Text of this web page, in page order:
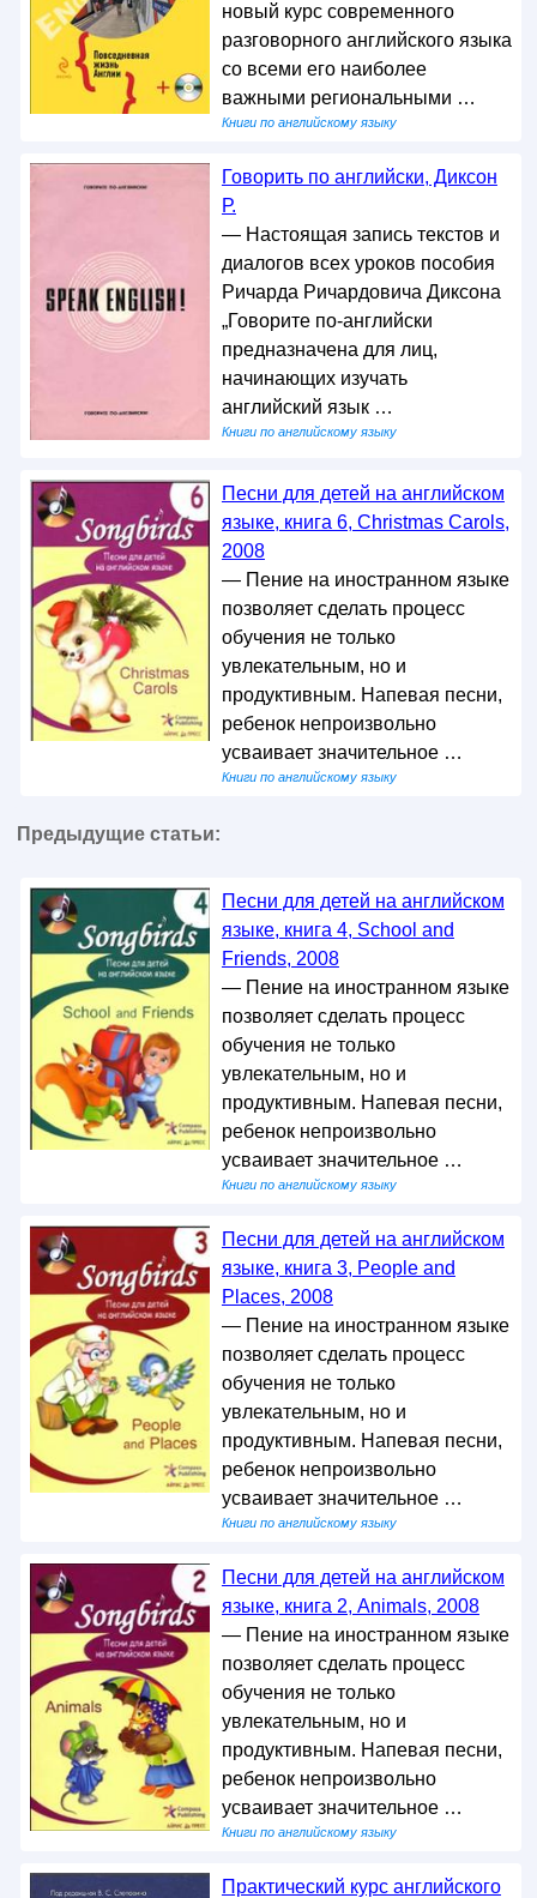
новый курс современного
разговорного английского языка
со всеми его наиболее
важными региональными …
Книги по английскому языку
Говорить по английски, Диксон
Р.
— Настоящая запись текстов и
диалогов всех уроков пособия
Ричарда Ричардовича Диксона
„Говорите по-английски
предназначена для лиц,
начинающих изучать
английский язык …
Книги по английскому языку
Песни для детей на английском
языке, книга 6, Christmas Carols,
2008
— Пение на иностранном языке
позволяет сделать процесс
обучения не только
увлекательным, но и
продуктивным. Напевая песни,
ребенок непроизвольно
усваивает значительное …
Книги по английскому языку
Предыдущие статьи:
Песни для детей на английском
языке, книга 4, School and
Friends, 2008
— Пение на иностранном языке
позволяет сделать процесс
обучения не только
увлекательным, но и
продуктивным. Напевая песни,
ребенок непроизвольно
усваивает значительное …
Книги по английскому языку
Песни для детей на английском
языке, книга 3, People and
Places, 2008
— Пение на иностранном языке
позволяет сделать процесс
обучения не только
увлекательным, но и
продуктивным. Напевая песни,
ребенок непроизвольно
усваивает значительное …
Книги по английскому языку
Песни для детей на английском
языке, книга 2, Animals, 2008
— Пение на иностранном языке
позволяет сделать процесс
обучения не только
увлекательным, но и
продуктивным. Напевая песни,
ребенок непроизвольно
усваивает значительное …
Книги по английскому языку
Практический курс английского